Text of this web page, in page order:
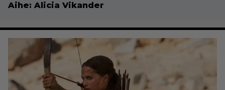
Aihe: Alicia Vikander